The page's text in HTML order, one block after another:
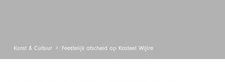
Kunst & Cultuur Feestelijk afscheid op Kasteel Wijlre